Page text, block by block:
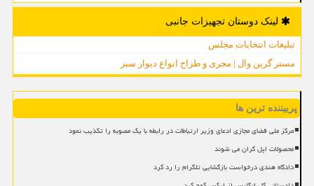
لینک دوستان تجهیزات جانبی
تبلیغات انتخابات مجلس
مستر گرین وال | مجری و طراح انواع دیوار سبز
پربیننده ترین ها
مرکز ملی فضای مجازی ادعای وزیر ارتباطات در رابطه با یک مصوبه را تکذیب نمود
محصولات اپل گران می شوند
دادگاه هندی درخواست بازگشایی تلگرام را رد کرد